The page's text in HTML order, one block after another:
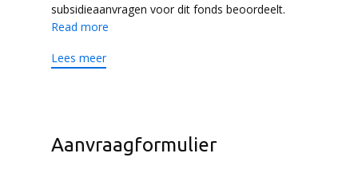
subsidieaanvragen voor dit fonds beoordeelt.
Read more
Lees meer
Aanvraagformulier